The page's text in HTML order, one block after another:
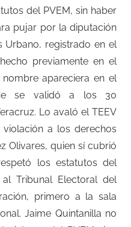
del PVEM, sin haber
pujar por la diputación
Urbano, registrado en el
previamente en el
apareciera en el
se validó a los 30
Lo avaló el TEEV
a los derechos
Olivares, quien sí cubrió
los estatutos del
Tribunal Electoral del
primero a la sala
Jaime Quintanilla no